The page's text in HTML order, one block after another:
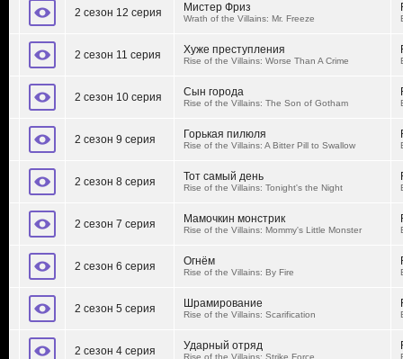
2 сезон 12 серия Мистер Фриз
Wrath of the Villains: Mr. Freeze
2 сезон 11 серия Хуже преступления
Rise of the Villains: Worse Than A Crime
2 сезон 10 серия Сын города
Rise of the Villains: The Son of Gotham
2 сезон 9 серия Горькая пилюля
Rise of the Villains: A Bitter Pill to Swallow
2 сезон 8 серия Тот самый день
Rise of the Villains: Tonight's the Night
2 сезон 7 серия Мамочкин монстрик
Rise of the Villains: Mommy's Little Monster
2 сезон 6 серия Огнём
Rise of the Villains: By Fire
2 сезон 5 серия Шрамирование
Rise of the Villains: Scarification
2 сезон 4 серия Ударный отряд
Rise of the Villains: Strike Force